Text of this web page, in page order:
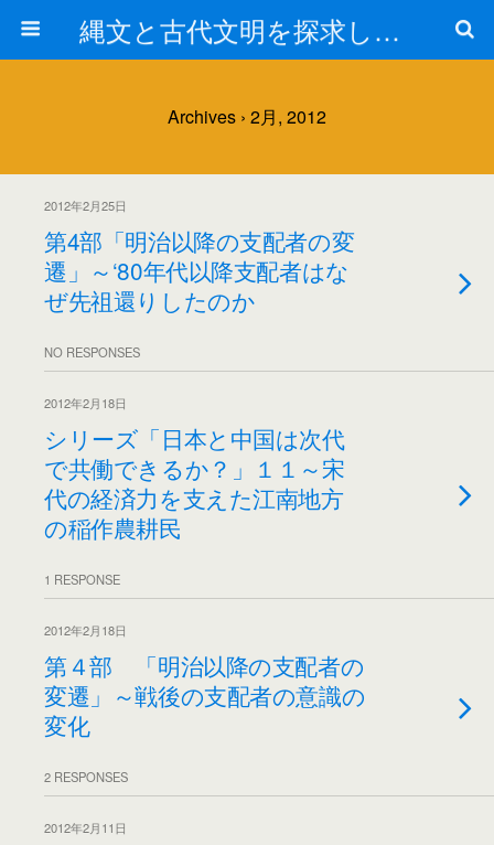
縄文と古代文明を探求しよう！
Archives › 2月, 2012
2012年2月25日
第4部「明治以降の支配者の変
遷」～‘80年代以降支配者はな
ぜ先祖還りしたのか
NO RESPONSES
2012年2月18日
シリーズ「日本と中国は次代
で共働できるか？」１１～宋
代の経済力を支えた江南地方
の稲作農耕民
1 RESPONSE
2012年2月18日
第４部 「明治以降の支配者の
変遷」～戦後の支配者の意識の
変化
2 RESPONSES
2012年2月11日